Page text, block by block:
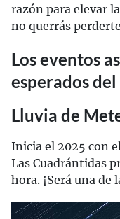
razón para elevar
no querrás
Los eventos
esperados
Lluvia de
Inicia el 2025 con
Las Cuadrántidas
hora. ¡Será una de